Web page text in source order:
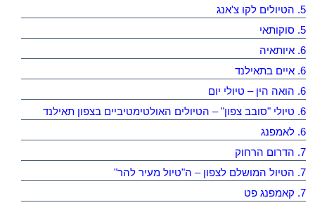
5. הטיולים לקו צ'אנג
5. סוקותאי
6. איותאיה
6. איים בתאילנד
6. הואה הין – טיולי יום
6. טיולי "סובב צפון" – הטיולים האולטימטיביים בצפון תאילנד
6. לאמפנג
7. הדרום הרחוק
7. הטיול המושלם לצפון – ה"טיול מעיר להר"
7. קאמפנג פט